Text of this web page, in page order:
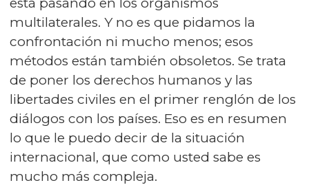
multilaterales. Y no es que pidamos la
confrontación ni mucho menos; esos
métodos están también obsoletos. Se trata
de poner los derechos humanos y las
libertades civiles en el primer renglón de los
diálogos con los países. Eso es en resumen
lo que le puedo decir de la situación
internacional, que como usted sabe es
mucho más compleja.